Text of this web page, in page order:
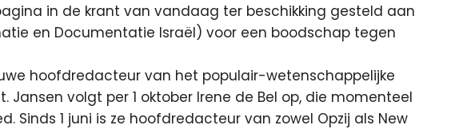
in de krant van vandaag ter beschikking gesteld aan
en Documentatie Israël) voor een boodschap tegen
hoofdredacteur van het populair-wetenschappelijke
Jansen volgt per 1 oktober Irene de Bel op, die momenteel
Sinds 1 juni is ze hoofdredacteur van zowel Opzij als New